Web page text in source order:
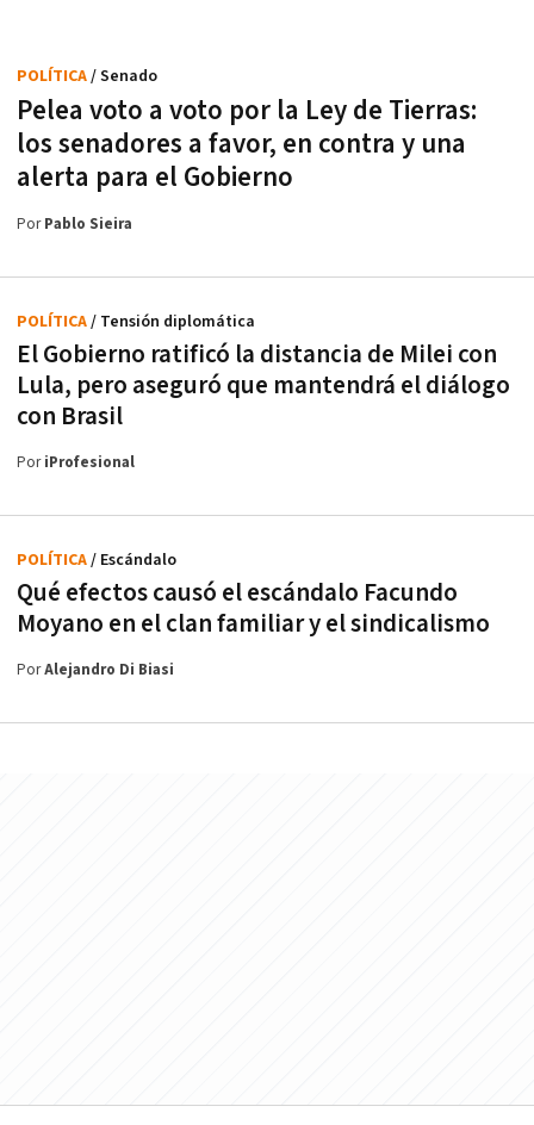
Pelea voto a voto por la Ley de Tierras:
los senadores a favor, en contra y una
alerta para el Gobierno
POLÍTICA/ Senado
PorPablo Sieira
El Gobierno ratificó la distancia de Milei con
Lula, pero aseguró que mantendrá el diálogo
con Brasil
POLÍTICA/ Tensión diplomática
PoriProfesional
Qué efectos causó el escándalo Facundo
Moyano en el clan familiar y el sindicalismo
POLÍTICA/ Escándalo
PorAlejandro Di Biasi